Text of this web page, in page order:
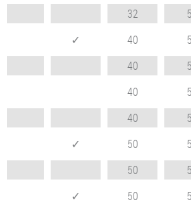
32
✓ 40
40
40
40
✓ 50
50
✓ 50